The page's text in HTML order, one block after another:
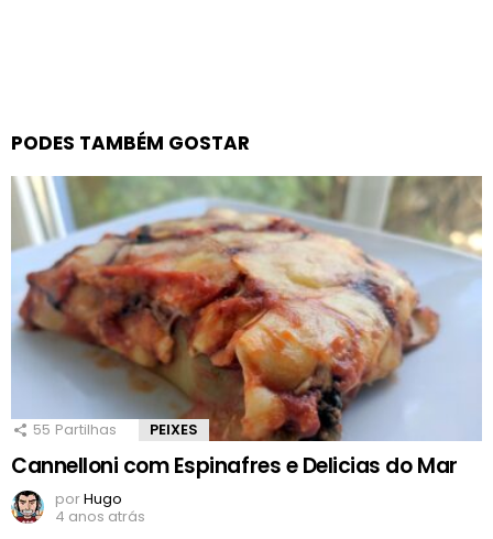
PODES TAMBÉM GOSTAR
55 Partilhas PEIXES
Cannelloni com Espinafres e Delicias do Mar
porHugo
4 anos atrás